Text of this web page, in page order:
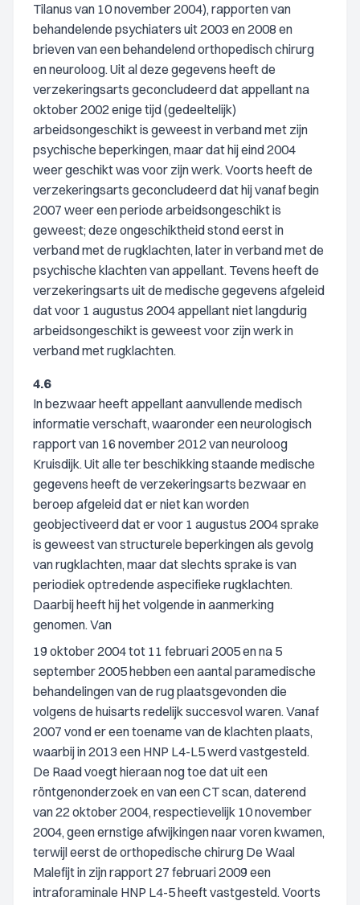
Tilanus van 10 november 2004), rapporten van
behandelende psychiaters uit 2003 en 2008 en
brieven van een behandelend orthopedisch chirurg
en neuroloog. Uit al deze gegevens heeft de
verzekeringsarts geconcludeerd dat appellant na
oktober 2002 enige tijd (gedeeltelijk)
arbeidsongeschikt is geweest in verband met zijn
psychische beperkingen, maar dat hij eind 2004
weer geschikt was voor zijn werk. Voorts heeft de
verzekeringsarts geconcludeerd dat hij vanaf begin
2007 weer een periode arbeidsongeschikt is
geweest; deze ongeschiktheid stond eerst in
verband met de rugklachten, later in verband met de
psychische klachten van appellant. Tevens heeft de
verzekeringsarts uit de medische gegevens afgeleid
dat voor 1 augustus 2004 appellant niet langdurig
arbeidsongeschikt is geweest voor zijn werk in
verband met rugklachten.
4.6
In bezwaar heeft appellant aanvullende medisch
informatie verschaft, waaronder een neurologisch
rapport van 16 november 2012 van neuroloog
Kruisdijk. Uit alle ter beschikking staande medische
gegevens heeft de verzekeringsarts bezwaar en
beroep afgeleid dat er niet kan worden
geobjectiveerd dat er voor 1 augustus 2004 sprake
is geweest van structurele beperkingen als gevolg
van rugklachten, maar dat slechts sprake is van
periodiek optredende aspecifieke rugklachten.
Daarbij heeft hij het volgende in aanmerking
genomen. Van
19 oktober 2004 tot 11 februari 2005 en na 5
september 2005 hebben een aantal paramedische
behandelingen van de rug plaatsgevonden die
volgens de huisarts redelijk succesvol waren. Vanaf
2007 vond er een toename van de klachten plaats,
waarbij in 2013 een HNP L4-L5 werd vastgesteld.
De Raad voegt hieraan nog toe dat uit een
röntgenonderzoek en van een CT scan, daterend
van 22 oktober 2004, respectievelijk 10 november
2004, geen ernstige afwijkingen naar voren kwamen,
terwijl eerst de orthopedische chirurg De Waal
Malefijt in zijn rapport 27 februari 2009 een
intraforaminale HNP L4-5 heeft vastgesteld. Voorts